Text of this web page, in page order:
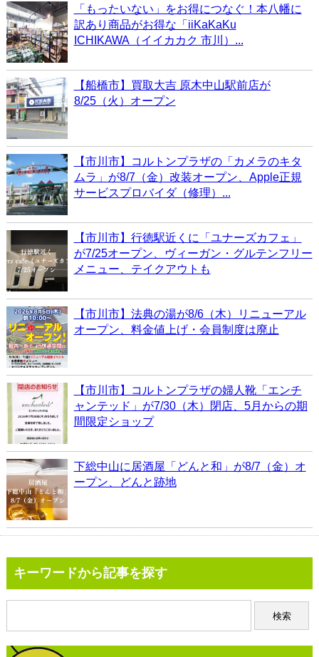
「もったいない」をお得につなぐ！本八幡に
訳あり商品がお得な「iiKaKaKu
ICHIKAWA（イイカカク 市川）...
【船橋市】買取大吉 原木中山駅前店が
8/25（火）オープン
【市川市】コルトンプラザの「カメラのキタ
ムラ」が8/7（金）改装オープン、Apple正規
サービスプロバイダ（修理）...
【市川市】行徳駅近くに「ユナーズカフェ」
が7/25オープン、ヴィーガン・グルテンフリー
メニュー、テイクアウトも
【市川市】法典の湯が8/6（木）リニューアル
オープン、料金値上げ・会員制度は廃止
【市川市】コルトンプラザの婦人靴「エンチ
ャンテッド」が7/30（木）閉店、5月からの期
間限定ショップ
下総中山に居酒屋「どんと和」が8/7（金）オ
ープン、どんと跡地
キーワードから記事を探す